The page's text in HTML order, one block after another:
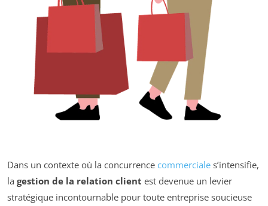
Dans un contexte où la concurrence commerciale s’intensifie,
la gestion de la relation client est devenue un levier
stratégique incontournable pour toute entreprise soucieuse